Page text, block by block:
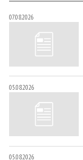
07.08.2026
05.08.2026
05.08.2026